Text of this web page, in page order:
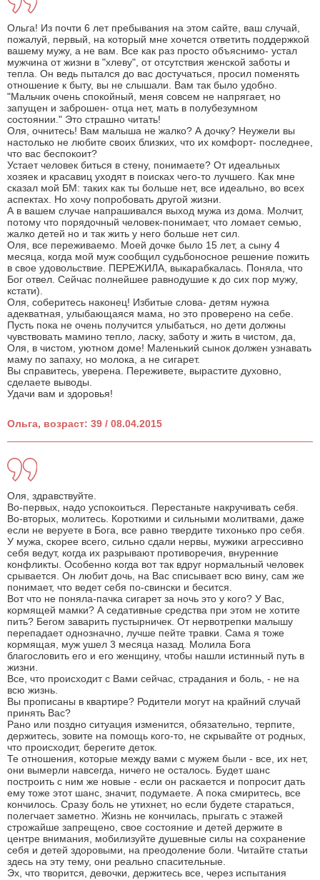
Ольга! Из почти 6 лет пребывания на этом сайте, ваш случай,
пожалуй, первый, на который мне хочется ответить поддержкой
вашему мужу, а не вам. Все как раз просто объяснимо- устал
мужчина от жизни в "хлеву", от отсутствия женской заботы и
тепла. Он ведь пытался до вас достучаться, просил поменять
отношение к быту, вы не слышали. Вам так было удобно.
"Мальчик очень спокойный, меня совсем не напрягает, но
запущен и заброшен- отца нет, мать в полубезумном
состоянии." Это страшно читать!
Оля, очнитесь! Вам малыша не жалко? А дочку? Неужели вы
настолько не любите своих близких, что их комфорт- последнее,
что вас беспокоит?
Устает человек биться в стену, понимаете? От идеальных
хозяек и красавиц уходят в поисках чего-то лучшего. Как мне
сказал мой БМ: таких как ты больше нет, все идеально, во всех
аспектах. Но хочу попробовать другой жизни.
А в вашем случае напрашивался выход мужа из дома. Молчит,
потому что порядочный человек-понимает, что ломает семью,
жалко детей но и так жить у него больше нет сил.
Оля, все переживаемо. Моей дочке было 15 лет, а сыну 4
месяца, когда мой муж сообщил судьбоносное решение пожить
в свое удовольствие. ПЕРЕЖИЛА, выкарабкалась. Поняла, что
Бог отвел. Сейчас полнейшее равнодушие к до сих пор мужу,
кстати).
Оля, соберитесь наконец! Избитые слова- детям нужна
адекватная, улыбающаяся мама, но это проверено на себе.
Пусть пока не очень получится улыбаться, но дети должны
чувствовать мамино тепло, ласку, заботу и жить в чистом, да,
Оля, в чистом, уютном доме! Маленький сынок должен узнавать
маму по запаху, но молока, а не сигарет.
Вы справитесь, уверена. Переживете, вырастите духовно,
сделаете выводы.
Удачи вам и здоровья!
Ольга, возраст: 39 / 08.04.2015
Оля, здравствуйте.
Во-первых, надо успокоиться. Перестаньте накручивать себя.
Во-вторых, молитесь. Короткими и сильными молитвами, даже
если не веруете в Бога, все равно твердите тихонько про себя.
У мужа, скорее всего, сильно сдали нервы, мужики агрессивно
себя ведут, когда их разрывают противоречия, внуренние
конфликты. Особенно когда вот так вдруг нормальный человек
срывается. Он любит дочь, на Вас списывает всю вину, сам же
понимает, что ведет себя по-свински и бесится.
Вот что не поняла-пачка сигарет за ночь это у кого? У Вас,
кормящей мамки? А седативные средства при этом не хотите
пить? Бегом заварить пустырничек. От нервотрепки малышу
перепадает однозначно, лучше пейте травки. Сама я тоже
кормящая, муж ушел 3 месяца назад. Молила Бога
благословить его и его женщину, чтобы нашли истинный путь в
жизни.
Все, что происходит с Вами сейчас, страдания и боль, - не на
всю жизнь.
Вы прописаны в квартире? Родители могут на крайний случай
принять Вас?
Рано или поздно ситуация изменится, обязательно, терпите,
держитесь, зовите на помощь кого-то, не скрывайте от родных,
что происходит, берегите деток.
Те отношения, которые между вами с мужем были - все, их нет,
они вымерли навсегда, ничего не осталось. Будет шанс
построить с ним же новые - если он раскается и попросит дать
ему тоже этот шанс, значит, подумаете. А пока смиритесь, все
кончилось. Сразу боль не утихнет, но если будете стараться,
полегчает заметно. Жизнь не кончилась, прыгать с этажей
строжайше запрещено, свое состояние и детей держите в
центре внимания, мобилизуйте душевные силы на сохранение
себя и детей здоровыми, на преодоление боли. Читайте статьи
здесь на эту тему, они реально спасительные.
Эх, что творится, девочки, держитесь все, через испытания